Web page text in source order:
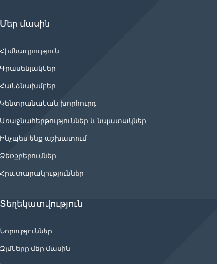
Մեր մասին
Հիմնադրություն
Գրասենյակներ
Հանձնախմբեր
Կենտրանական խորհուրդ
Առաջնահերթություններ և նպատակներ
Ինչպես ենք աշխատում
Ձեռքբերումներ
Հրատարակություններ
Տեղեկատվություն
Նորություններ
Զլմները մեր մասին